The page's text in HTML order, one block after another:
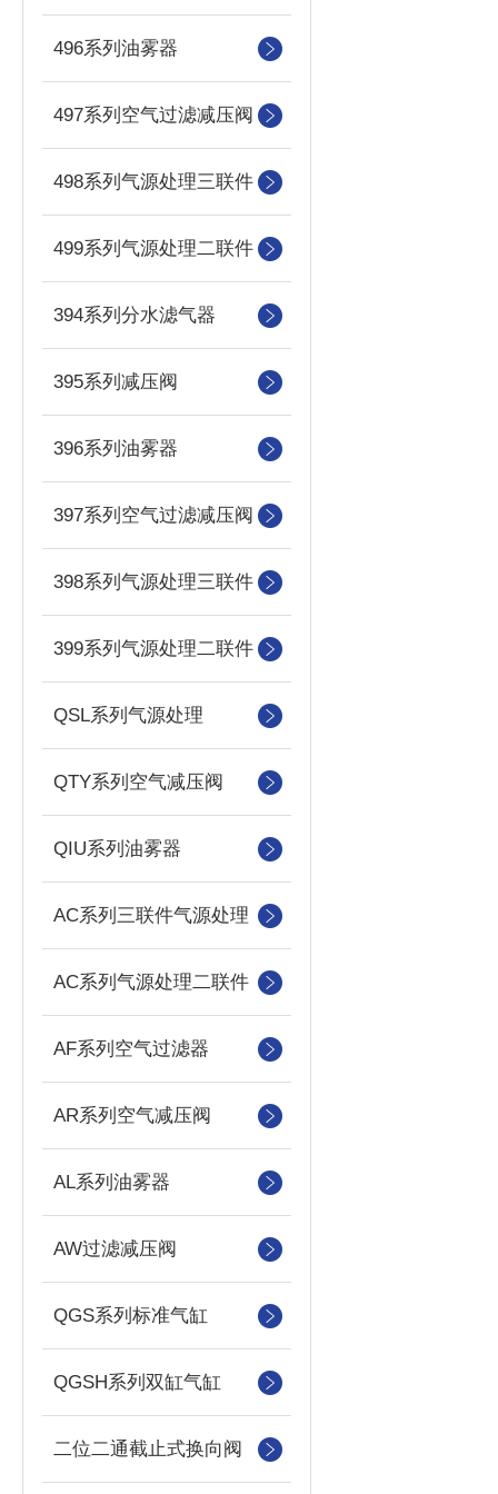
496系列油雾器
497系列空气过滤减压阀
498系列气源处理三联件
499系列气源处理二联件
394系列分水滤气器
395系列减压阀
396系列油雾器
397系列空气过滤减压阀
398系列气源处理三联件
399系列气源处理二联件
QSL系列气源处理
QTY系列空气减压阀
QIU系列油雾器
AC系列三联件气源处理
AC系列气源处理二联件
AF系列空气过滤器
AR系列空气减压阀
AL系列油雾器
AW过滤减压阀
QGS系列标准气缸
QGSH系列双缸气缸
二位二通截止式换向阀